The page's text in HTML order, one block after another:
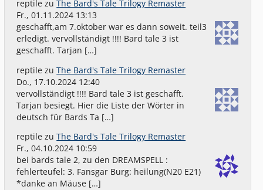
reptile zuThe Bard's Tale Trilogy Remaster
Fr., 01.11.2024 13:13
geschafft,am 7.oktober war es dann soweit. teil3
erledigt. vervollständigt !!!! Bard tale 3 ist
geschafft. Tarjan […]
reptile zuThe Bard's Tale Trilogy Remaster
Do., 17.10.2024 12:40
vervollständigt !!!! Bard tale 3 ist geschafft.
Tarjan besiegt. Hier die Liste der Wörter in
deutsch für Bards Ta […]
reptile zuThe Bard's Tale Trilogy Remaster
Fr., 04.10.2024 10:59
bei bards tale 2, zu den DREAMSPELL :
fehlerteufel: 3. Fansgar Burg: heilung(N20 E21)
*danke an Mäuse […]